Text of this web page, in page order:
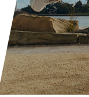
wurde. Dies...
Fly 6